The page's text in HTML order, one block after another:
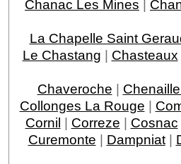
Chanac Les Mines |
La Chapelle Saint
Le Chastang | Chasteaux
Chaveroche |
Collonges La Rouge |
Cornil | Correze | Cosnac
Curemonte | Dampniat|